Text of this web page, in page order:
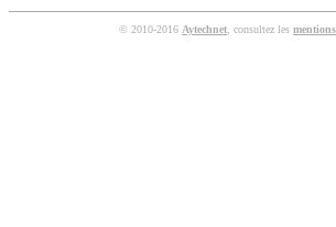
© 2010-2016 Aytechnet , consultez les